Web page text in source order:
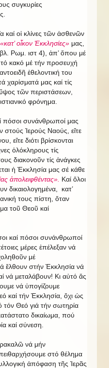
συγκυρίες
καί οἱ κλίνες τῶν ἀσθενῶν
«κατ’ οἶκον Ἐκκλησίες» μας,
Ρωμ. ιστ 4), ἀπ’ ὅπου μέ
κακό μέ τήν προσευχή
ἐθελοντική του
μας καί τίς
τῶν περιστάσεων,
φρόνημα.
πόσοι συνάνθρωποί μας
στούς Ἱερούς Ναούς, εἴτε
εἴτε διότι βρίσκονται
ὁλόκληρους τίς
διακονοῦν τίς ἀνάγκες
ἡ Ἐκκλησία μας σέ κάθε
ἀπολειφθέντας». Καί ὅλοι
δικαιολογημένα, κατ’
τους πίστη, ὅταν
τοῦ Θεοῦ καί
καί πόσοι συνάνθρωποί
μέρες ἐπέλεξαν νά
μέ
ἔλθουν στήν Ἐκκλησία νά
νά μεταλάβουν! Κι αὐτό ἄς
νά ὑπογίζουμε
καί τήν Ἐκκλησία, ὄχι ὡς
Θεό γιά τήν σωτηρία
δικαίωμα, πού
καί σύνεση.
νά μήν
στό θέλημα
ἀπόφαση τῆς Ἱερᾶς